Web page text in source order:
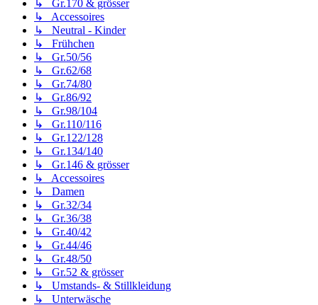
↳ Gr.170 & grösser
↳ Accessoires
↳ Neutral - Kinder
↳ Frühchen
↳ Gr.50/56
↳ Gr.62/68
↳ Gr.74/80
↳ Gr.86/92
↳ Gr.98/104
↳ Gr.110/116
↳ Gr.122/128
↳ Gr.134/140
↳ Gr.146 & grösser
↳ Accessoires
↳ Damen
↳ Gr.32/34
↳ Gr.36/38
↳ Gr.40/42
↳ Gr.44/46
↳ Gr.48/50
↳ Gr.52 & grösser
↳ Umstands- & Stillkleidung
↳ Unterwäsche